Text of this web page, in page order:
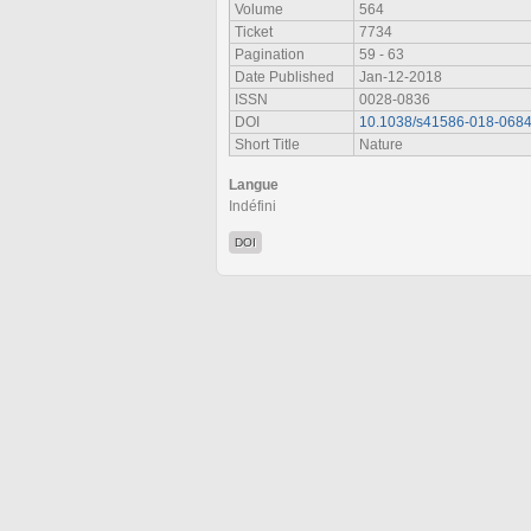
Volume
564
Ticket
7734
Pagination
59 - 63
Date Published
Jan-12-2018
ISSN
0028-0836
DOI
10.1038/s41586-018-
Short Title
Nature
Langue
Indéfini
DOI